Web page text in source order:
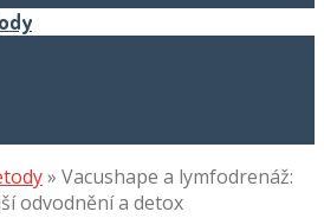
» Vacushape a lymfodrenáž:
odvodnění a detox